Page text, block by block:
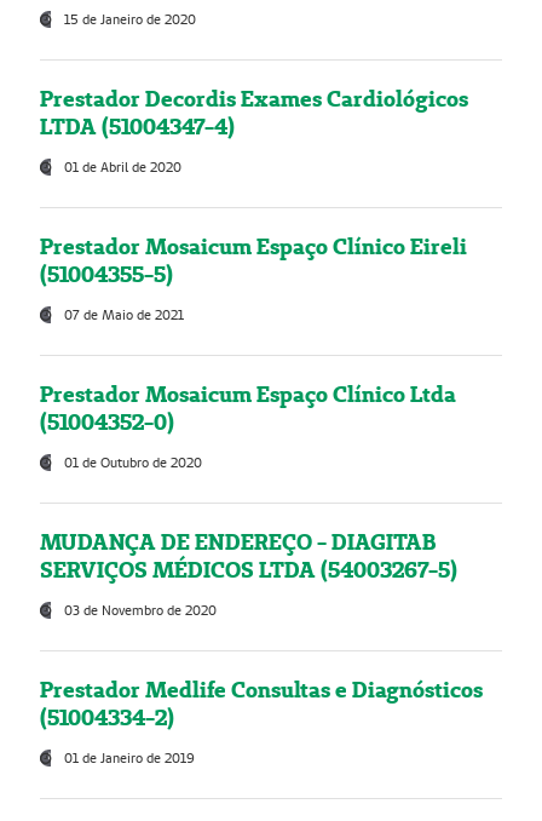
15 de Janeiro de 2020
Prestador Decordis Exames Cardiológicos
LTDA (51004347-4)
01 de Abril de 2020
Prestador Mosaicum Espaço Clínico Eireli
(51004355-5)
07 de Maio de 2021
Prestador Mosaicum Espaço Clínico Ltda
(51004352-0)
01 de Outubro de 2020
MUDANÇA DE ENDEREÇO - DIAGITAB
SERVIÇOS MÉDICOS LTDA (54003267-5)
03 de Novembro de 2020
Prestador Medlife Consultas e Diagnósticos
(51004334-2)
01 de Janeiro de 2019